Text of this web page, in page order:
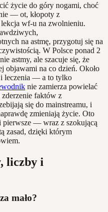
życie do góry nogami, choć
— ot, kłopoty z
wf-u na zwolnieniu.
na astmę, przygotuj się na
W Polsce ponad 2
astmy, ale szacuje się, że
objawami na co dzień. Około
i leczenia — a to tylko
nie zamierza powielać
faktów z
się do mainstreamu, i
zmieniają życie. Oto
pierwsze — wraz z szokującą
zasad, dzięki którym
liczby i
mało?